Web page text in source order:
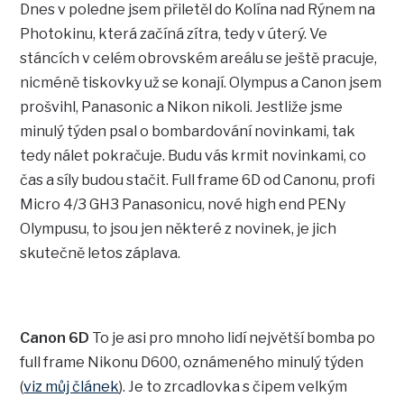
Dnes v poledne jsem přiletěl do Kolína nad Rýnem na
Photokinu, která začíná zítra, tedy v úterý. Ve
stáncích v celém obrovském areálu se ještě pracuje,
nicméně tiskovky už se konají. Olympus a Canon jsem
prošvihl, Panasonic a Nikon nikoli. Jestliže jsme
minulý týden psal o bombardování novinkami, tak
tedy nálet pokračuje. Budu vás krmit novinkami, co
čas a síly budou stačit. Full frame 6D od Canonu, profi
Micro 4/3 GH3 Panasonicu, nové high end PENy
Olympusu, to jsou jen některé z novinek, je jich
skutečně letos záplava.
Canon 6D To je asi pro mnoho lidí největší bomba po
full frame Nikonu D600, oznámeného minulý týden
(viz můj článek). Je to zrcadlovka s čipem velkým